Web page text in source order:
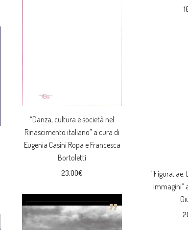
“Danza, cultura e società nel
Rinascimento italiano” a cura di
Eugenia Casini Ropa e Francesca
Bortoletti
23,00€
“Figura, ae.
immagini”